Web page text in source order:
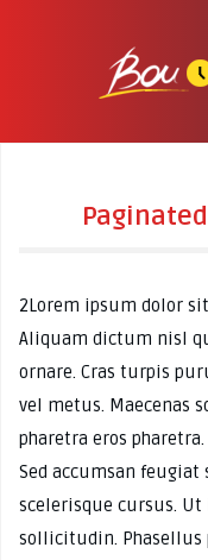
2Lorem ipsum dolor
Aliquam dictum nisl
ornare. Cras turpis
vel metus. Maecenas
pharetra eros
Sed accumsan
scelerisque cursus.
sollicitudin. Phasellus